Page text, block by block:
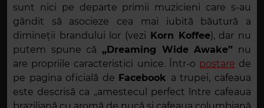
sunt nici pe departe primii muzicieni care s-au
gândit să asocieze cea mai iubită băutură a
dimineții brandului lor (vezi
Korn Koffee), dar nu
putem spune că „Dreaming Wide Awake” nu
are propriile caracteristici unice. Într-o postare de
pe pagina oficială de Facebook a trupei, cafeaua
este descrisă ca „amestecul perfect între cafeaua